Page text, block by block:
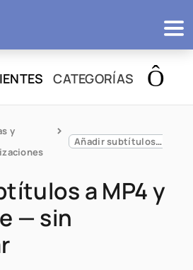
Probar
CATEGORÍAS
y
Añadir subtítulos a MP4 y MKV online — sin recodificar
a MP4 y
— sin